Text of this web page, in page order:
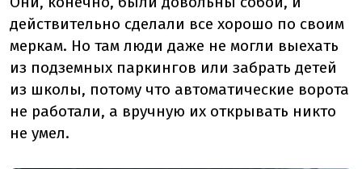
действительно сделали все хорошо по своим
меркам. Но там люди даже не могли выехать
из подземных паркингов или забрать детей
из школы, потому что автоматические ворота
не работали, а вручную их открывать никто
не умел.